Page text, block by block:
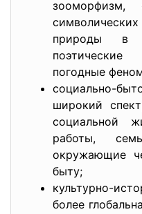
зооморфизм,
природы в
погодные
социально-
широкий
социальной
работы,
окружающие
быту;
культурно-
более